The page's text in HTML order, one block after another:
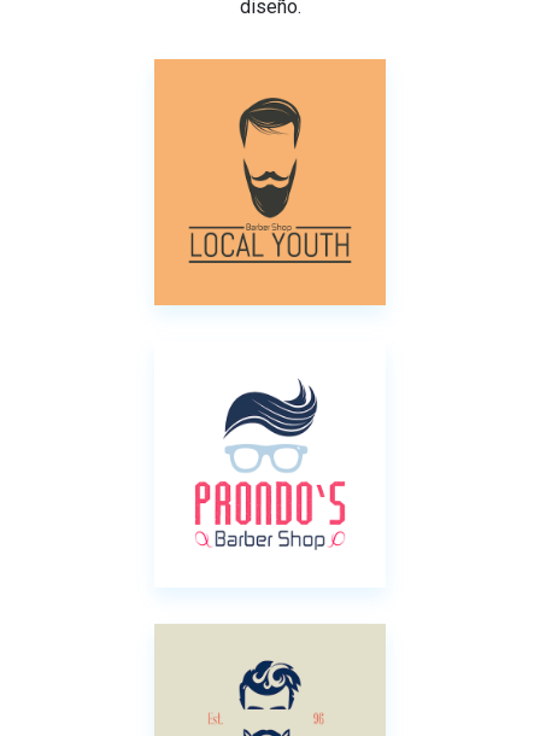
diseño.